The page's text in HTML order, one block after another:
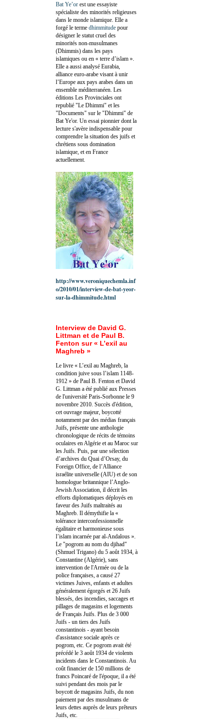
Bat Ye’or est une essayiste
spécialiste des minorités religieuses
dans le monde islamique. Elle a
forgé le terme dhimmitude pour
désigner le statut cruel des
minorités non-musulmanes
(Dhimmis) dans les pays
islamiques ou en « terre d’islam ».
Elle a aussi analysé Eurabia,
alliance euro-arabe visant à unir
l’Europe aux pays arabes dans un
ensemble méditerranéen. Les
éditions Les Provinciales ont
republié "Le Dhimmi" et les
"Documents" sur le "Dhimmi" de
Bat Ye'or. Un essai pionnier dont la
lecture s'avère indispensable pour
comprendre la situation des juifs et
chrétiens sous domination
islamique, et en France
actuellement.
http://www.veroniquechemla.inf
o/2010/01/interview-de-bat-yeor-
sur-la-dhimmitude.html
Interview de David G.
Littman et de Paul B.
Fenton sur « L’exil au
Maghreb »
Le livre « L’exil au Maghreb, la
condition juive sous l’islam 1148-
1912 » de Paul B. Fenton et David
G. Littman a été publié aux Presses
de l'université Paris-Sorbonne le 9
novembre 2010. Succès d'édition,
cet ouvrage majeur, boycotté
notamment par des médias français
Juifs, présente une anthologie
chronologique de récits de témoins
oculaires en Algérie et au Maroc sur
les Juifs. Puis, par une sélection
d’archives du Quai d’Orsay, du
Foreign Office, de l’Alliance
israélite universelle (AIU) et de son
homologue britannique l’Anglo-
Jewish Association, il décrit les
efforts diplomatiques déployés en
faveur des Juifs maltraités au
Maghreb. Il démythifie la «
tolérance interconfessionnelle
égalitaire et harmonieuse sous
l’islam incarnée par al-Andalous ».
Le "pogrom au nom du djihad"
(Shmuel Trigano) du 5 août 1934, à
Constantine (Algérie), sans
intervention de l'Armée ou de la
police françaises, a causé 27
victimes Juives, enfants et adultes
généralement égorgés et 26 Juifs
blessés, des incendies, saccages et
pillages de magasins et logements
de Français Juifs. Plus de 3 000
Juifs - un tiers des Juifs
constantinois - ayant besoin
d'assistance sociale après ce
pogrom, etc. Ce pogrom avait été
précédé le 3 août 1934 de violents
incidents dans le Constantinois. Au
coût financier de 150 millions de
francs Poincaré de l'époque, il a été
suivi pendant des mois par le
boycott de magasins Juifs, du non
paiement par des musulmans de
leurs dettes auprès de leurs prêteurs
Juifs, etc.